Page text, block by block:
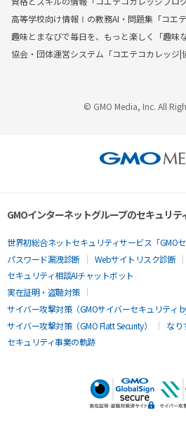
高等学校向け情報Ⅰの教務AI・問題集「コエテ
趣味とまなびで毎日を、もっと楽しく「趣味な
協会・団体運営システム「コエテコカレッジ|
© GMO Media, Inc. All
GMOインターネットグループのセキュリテ
世界初総合ネットセキュリティサービス「GMOセ
パスワード漏洩診断
Webサイトリスク診断
セキュリティ相談AIチャットボット
実在証明・盗聴対策
サイバー攻撃対策（GMOサイバーセキュリティ
サイバー攻撃対策（GMO Flatt Security）
なり
セキュリティ事業の軌跡